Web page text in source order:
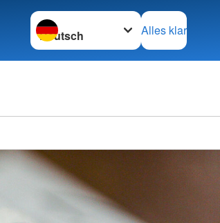
Sprache wechseln zu
Alles klar